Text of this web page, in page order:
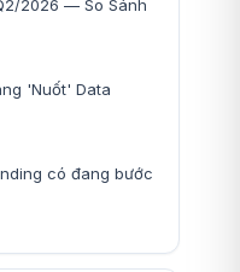
2026 — So Sánh
'Nuốt' Data
có đang bước